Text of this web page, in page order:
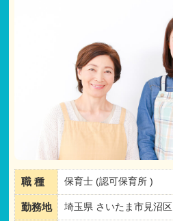
職 種 保育士 (認可保育所 )
勤務地 埼玉県 さいたま市見沼区